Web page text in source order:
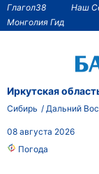
Глагол38 Наш
Монголия Гид
Иркутская
Сибирь
Дальний
08 августа 2026
Погода